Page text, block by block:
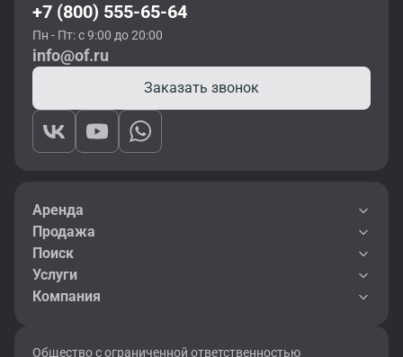
+7 (800) 555-65-64
Пн - Пт: с 9:00 до 20:00
info@of.ru
Заказать звонок
Аренда
Продажа
Поиск
Услуги
Компания
Общество с ограниченной ответственностью